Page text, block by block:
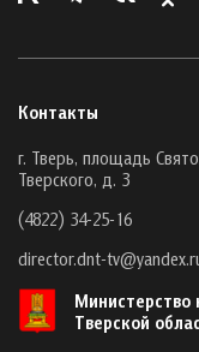
Контакты
г. Тверь, площадь
Тверского, д. 3
(4822) 34-25-16
director.dnt-
Министерство
Тверской